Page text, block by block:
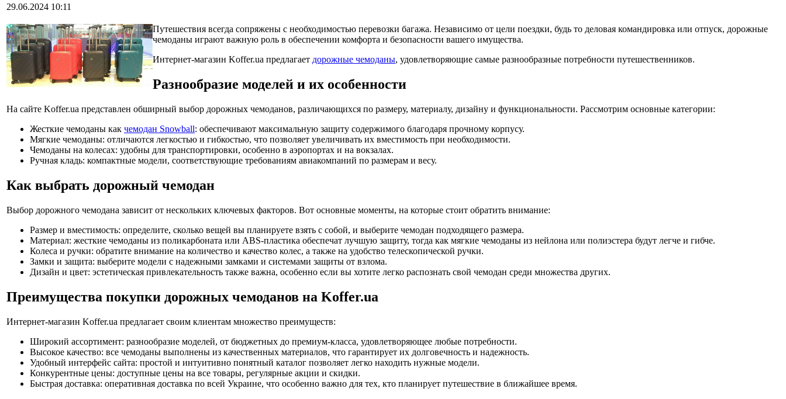
29.06.2024 10:11
Путешествия всегда сопряжены с необходимостью перевозки багажа. Независимо от цели поездки, будь то деловая командировка или отпуск, дорожные
чемоданы играют важную роль в обеспечении комфорта и безопасности вашего имущества.
Интернет-магазин Koffer.ua предлагает дорожные чемоданы, удовлетворяющие самые разнообразные потребности путешественников.
Разнообразие моделей и их особенности
На сайте Koffer.ua представлен обширный выбор дорожных чемоданов, различающихся по размеру, материалу, дизайну и функциональности. Рассмотрим основные категории:
Жесткие чемоданы как чемодан Snowball: обеспечивают максимальную защиту содержимого благодаря прочному корпусу.
Мягкие чемоданы: отличаются легкостью и гибкостью, что позволяет увеличивать их вместимость при необходимости.
Чемоданы на колесах: удобны для транспортировки, особенно в аэропортах и на вокзалах.
Ручная кладь: компактные модели, соответствующие требованиям авиакомпаний по размерам и весу.
Как выбрать дорожный чемодан
Выбор дорожного чемодана зависит от нескольких ключевых факторов. Вот основные моменты, на которые стоит обратить внимание:
Размер и вместимость: определите, сколько вещей вы планируете взять с собой, и выберите чемодан подходящего размера.
Материал: жесткие чемоданы из поликарбоната или ABS-пластика обеспечат лучшую защиту, тогда как мягкие чемоданы из нейлона или полиэстера будут легче и гибче.
Колеса и ручки: обратите внимание на количество и качество колес, а также на удобство телескопической ручки.
Замки и защита: выберите модели с надежными замками и системами защиты от взлома.
Дизайн и цвет: эстетическая привлекательность также важна, особенно если вы хотите легко распознать свой чемодан среди множества других.
Преимущества покупки дорожных чемоданов на Koffer.ua
Интернет-магазин Koffer.ua предлагает своим клиентам множество преимуществ:
Широкий ассортимент: разнообразие моделей, от бюджетных до премиум-класса, удовлетворяющее любые потребности.
Высокое качество: все чемоданы выполнены из качественных материалов, что гарантирует их долговечность и надежность.
Удобный интерфейс сайта: простой и интуитивно понятный каталог позволяет легко находить нужные модели.
Конкурентные цены: доступные цены на все товары, регулярные акции и скидки.
Быстрая доставка: оперативная доставка по всей Украине, что особенно важно для тех, кто планирует путешествие в ближайшее время.